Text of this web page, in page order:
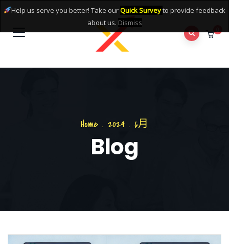
Home . 2024 . 6月
Blog
Help us serve you better! Take ourQuick Surveyto provide feedback
about us. Dismiss